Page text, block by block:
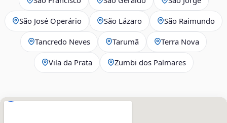
São José Operário São Lázaro São Raimundo
Tancredo Neves Tarumã Terra Nova
Vila da Prata Zumbi dos Palmares